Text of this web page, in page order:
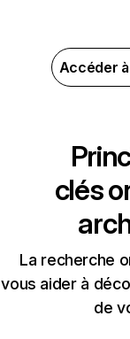
Accéder
clés
La recherche
vous aider à
de